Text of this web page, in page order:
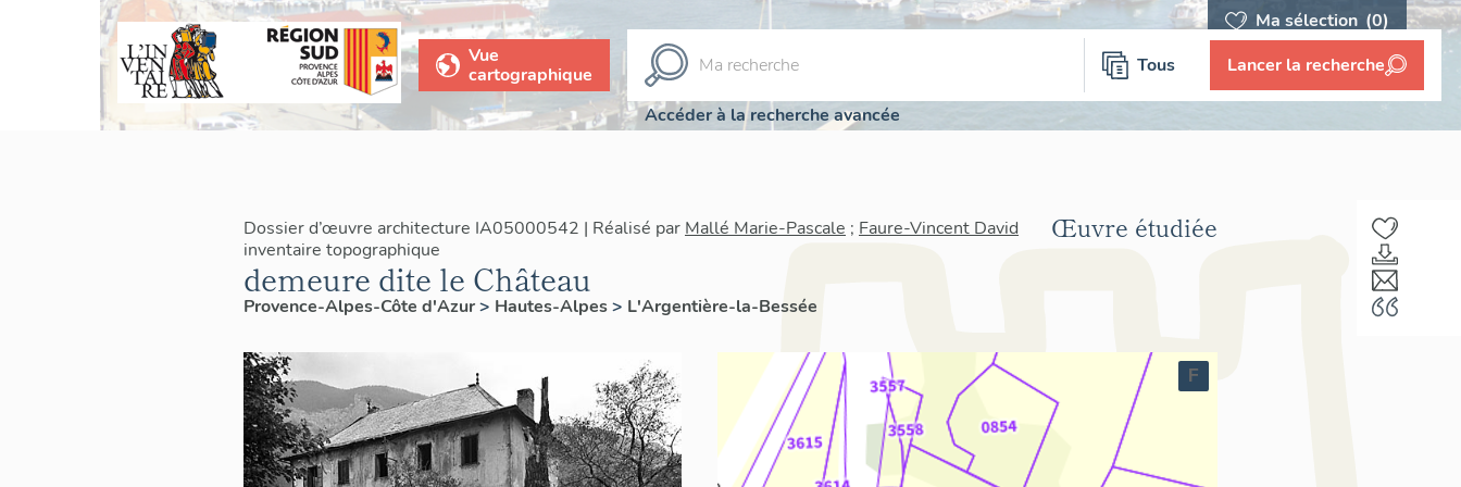
Ma sélection (0)
Vue
cartographique
Tous Lancer la recherche
Accéder à la recherche avancée
Dossier d’œuvre architecture IA05000542 | Réalisé par Mallé Marie-Pascale ; Faure-Vincent David
inventaire topographique
demeure dite le Château
Provence-Alpes-Côte d'Azur> Hautes-Alpes> L'Argentière-la-Bessée
Œuvre étudiée
F